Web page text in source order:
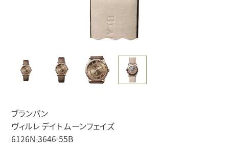
ブランパン
ヴィルレ デイト ムーンフェイズ
6126N-3646-55B